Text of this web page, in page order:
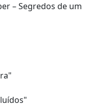
– Segredos de um